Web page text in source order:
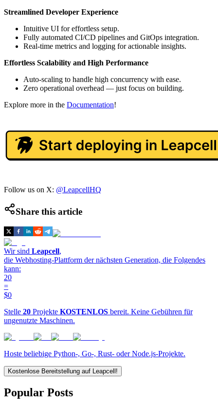
Streamlined Developer Experience
Intuitive UI for effortless setup.
Fully automated CI/CD pipelines and GitOps integration.
Real-time metrics and logging for actionable insights.
Effortless Scalability and High Performance
Auto-scaling to handle high concurrency with ease.
Zero operational overhead — just focus on building.
Explore more in the Documentation!
Follow us on X: @LeapcellHQ
Share this article
Wir sind Leapcell,
die Webhosting-Plattform der nächsten Generation, die Folgendes
kann:
20
=
$0
Stelle 20 Projekte KOSTENLOS bereit. Keine Gebühren für
ungenutzte Maschinen.
Hoste beliebige Python-, Go-, Rust- oder Node.js-Projekte.
Kostenlose Bereitstellung auf Leapcell!
Popular Posts